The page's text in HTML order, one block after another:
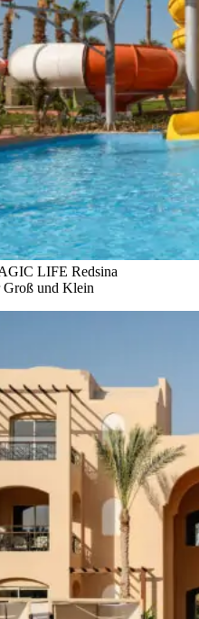
LIFE Redsina
Groß und Klein